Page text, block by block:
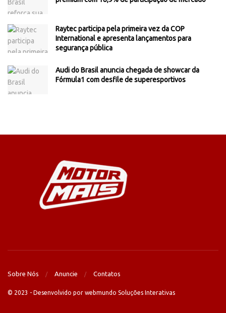
Raytec participa pela primeira vez da COP
International e apresenta lançamentos para
segurança pública
Audi do Brasil anuncia chegada de showcar da
Fórmula1 com desfile de superesportivos
Sobre Nós Anuncie Contatos
© 2023 - Desenvolvido por webmundo Soluções Interativas